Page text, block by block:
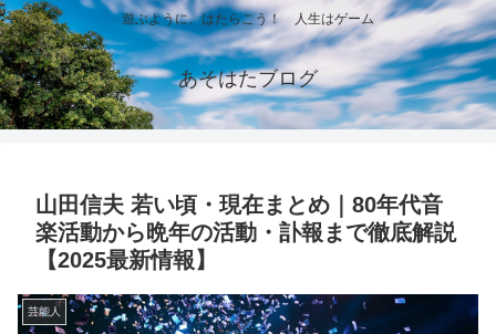
遊ぶように、はたらこう！ 人生はゲーム
あそはたブログ
山田信夫 若い頃・現在まとめ｜80年代音
楽活動から晩年の活動・訃報まで徹底解説
【2025最新情報】
芸能人